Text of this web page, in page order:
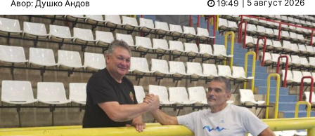
Авор: Душко Андов | 5 август 2026
19:49